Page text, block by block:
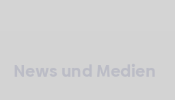
News und Medien